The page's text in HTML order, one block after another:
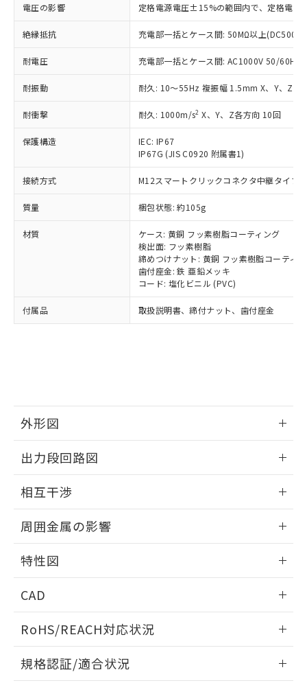
電圧の影響 定格電源電圧±15%の範囲内で、定格電
絶縁抵抗 充電部一括とケース間: 50MΩ以上(DC500V
耐電圧 充電部一括とケース間: AC1000V 50/60Hz
耐振動 耐久: 10～55Hz 複振幅 1.5mm X、Y、Z各
耐衝撃 耐久: 1000m/s2 X、Y、Z各方向 10回
保護構造
IEC: IP67
IP67G (JIS C0920 附属書1)
接続方式 M12スマートクリックコネクタ中継タイプ
質量 梱包状態: 約105g
材質
ケース: 黄銅 フッ素樹脂コーティング
検出面: フッ素樹脂
締めつけナット: 黄銅 フッ素樹脂コーティ
歯付座金: 鉄 亜鉛メッキ
コード: 塩化ビニル (PVC)
付属品 取扱説明書、締付ナット、歯付座金
外形図
外形図
出力段回路図
出力段回路図
相互干渉
相互干渉
A: 50mm以上、B: 35mm以上
周囲金属の影響
周囲金属の影響
特性図
検出物体の大きさと材質による影響
CAD
ドすることができます。
ログイン/会員登録
RoHS/REACH対応状況
EU RoHS 注意事項・凡例
規格認証/適合状況
ことをご了承ください。
在庫状況および標準価格照会結果は、
記載している更新日時点での社内デー
タに基づき作成されるものであり、閲
覧された時点での実際の在庫および標
準価格とは異なる場合があることをご
了承ください。
正式な納期状況および標準価格はお客
様のお取引先、またはお客様担当のオ
ムロン制御機器販売店・当社販売員に
ご相談ください。
オムロン制御機器販売店や当社販売拠
販売ネットワーク
」をご確認
在庫状況および標準価格結果を当社の
事前の承諾なく第三者に漏洩または開
示しないようお願いします。
マイパーツ機能（部品リスト作成サー
ビス）をご利用いただくには、I-Web
メンバーズにご登録されている必要が
お客様が当ウェブサイト上で当社にご
登録された部品リストについて、当社
指します。
*EU RoHS指令（10物質）：
鉛(Pb) 1000ppm以下、 水銀(Hg) 1000ppm以下、 カド
ミウム(Cd) 100ppm以下、
六価クロム(Cr(Ⅵ)) 1000ppm以下、ポリ臭化ビフェニル
類(PBB) 1000ppm以下、ポリ臭化ジフェニルエーテル類
ル) (DEHP)(別名：DOP) 1000ppm以下、フタル酸ブチ
ルベンジル（BBP） 1000ppm以下、フタル酸ジブチル
（DBP） 1000ppm以下、フタル酸ジイソブチル
(DIBP) 1000ppm以下
但し、RoHS指令で産業用監視および制御機器に対する
フタル酸エステル類の４物質については閾値を超える意
図的な使用がないことを確認しています。
※2 対応予定月
部品在庫の切り替え状況などにより、予定
月が前後することがあります。
※3 非含有証明書ダウンロード
51物質の非含有証明書（当社基準）
※本証明書は発行日時点で非含有を証明す
ものではありません。
また、RoHS指令のフタル酸エステル類４
物質の対応では、対応完了までの期間は出
荷製品に未対応品が混在することから備考
欄に対応日を記載しておりました。
既に当社にて対応品への在庫切替を完了
す。
「－」：未確認です。当社販売部門へお問
い合わせください。
*中国RoHS10物質の基準値 (GB/T26572)：
Pb(鉛) :1000ppm、 Hg(水銀) : 1000ppm、 Cd(カドミウ
Cr(Ⅵ)(六価クロム) : 1000ppm、 PBBs(ポリ臭化ビフェ
ニル類) : 1000ppm、 PBDEs(ポリ臭化ジフェニルエーテ
DBP(フタル酸ジブチル) : 1000ppm、 DIBP(フタル酸ジ
イソブチル) : 1000ppm、 BBP(フタル酸ブチルベンジ
ル) : 1000ppm、
DEHP(フタル酸ビス(2-エチルヘキシル)) : 1000ppm
※2 環境保護使用期限
「ｅ」：有害物質（10物質）のすべてが基
準値以下であることを示します。
「10」：通常の使用状況下において有害物
質が外部に漏えいし、環境に深刻な影響を
及ぼさない年数を意味します。
「－」：未確認です。当社販売部門へお問
い合わせください。
当社は、これら貴社製品のうち、外国
為替および外国貿易法に定める商品
（以下｢規制貨物等」という）を輸出
または国外への提供する場合は、日本
国政府の輸出許可(または役務取引許
可)を取得するなどの必要な手続きを
当社は規制貨物を破棄する場合は、完
全に破砕するなど、違法に輸出されな
当社は貴社製品を、核兵器、ミサイ
ル、化学兵器、生物兵器またはその他
武器並びにこれらの製造装置等に一切
使用いたしません。
当社は、貴社製品を第三者に販売する
場合は、上記1、2および3の内容を当
該第三者に通知します。また当社は、
販売先および販売に係わる関係者が違
法に輸出するおそれがある場合は、取
り引きをいたしません。
一定数以上の在庫あり
一定数には満たないが在庫あり
在庫なし(最新の在庫状況につ
いては、お客様のお取引先、ま
たはお客様担当のオムロン制御
機器販売店・当社販売員にご確
認ください)
受注生産機種、また在庫状況の
情報を公開していない機種